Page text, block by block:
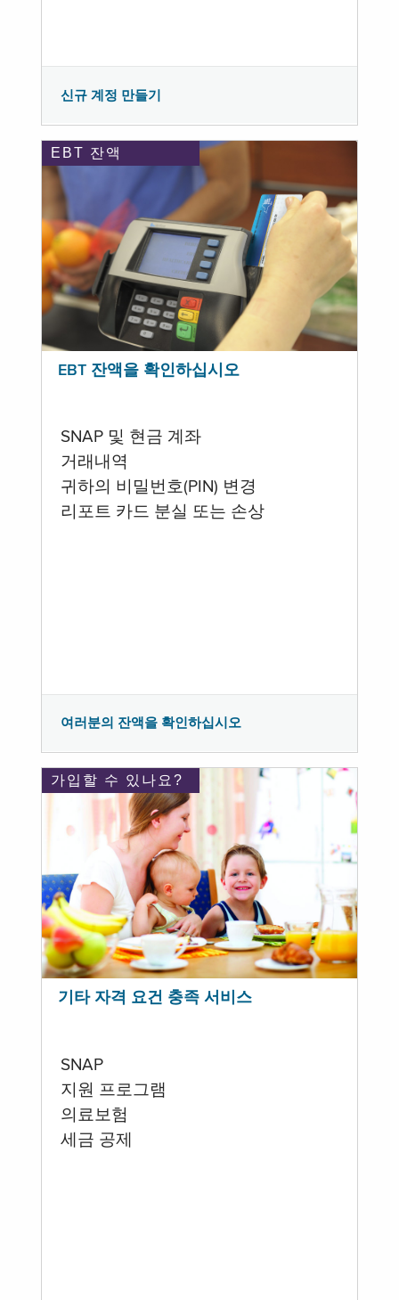
신규 계정 만들기
EBT 잔액
EBT 잔액을 확인하십시오
SNAP 및 현금 계좌
거래내역
귀하의 비밀번호(PIN) 변경
리포트 카드 분실 또는 손상
여러분의 잔액을 확인하십시오
가입할 수 있나요?
기타 자격 요건 충족 서비스
SNAP
지원 프로그램
의료보험
세금 공제